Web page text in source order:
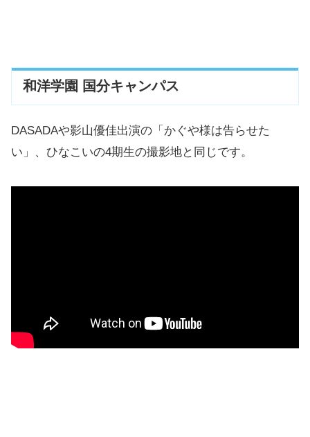
和洋学園 国分キャンパス
DASADAや影山優佳出演の「かぐや様は告らせた
い」、ひなこいの4期生の撮影地と同じです。